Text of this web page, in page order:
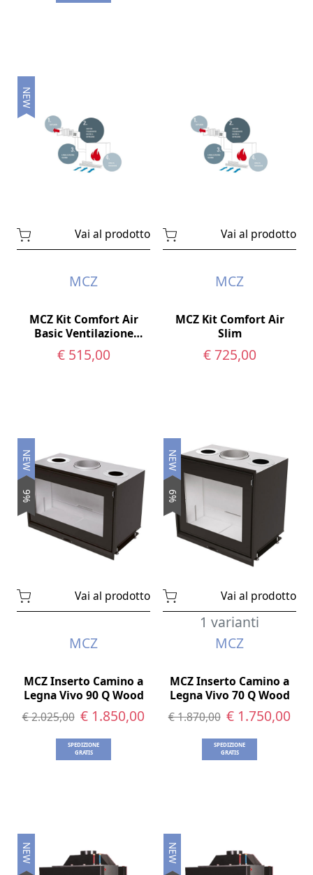
NEW
Vai al prodotto
MCZ
MCZ Kit Comfort Air
Basic Ventilazione
Forzata
€ 515,00
Vai al prodotto
MCZ
MCZ Kit Comfort Air
Slim
€ 725,00
NEW
9%
Vai al prodotto
MCZ
MCZ Inserto Camino a
Legna Vivo 90 Q Wood
€ 2.025,00 € 1.850,00
SPEDIZIONE
GRATIS
NEW
6%
Vai al prodotto
1 varianti
MCZ
MCZ Inserto Camino a
Legna Vivo 70 Q Wood
€ 1.870,00 € 1.750,00
SPEDIZIONE
GRATIS
NEW NEW